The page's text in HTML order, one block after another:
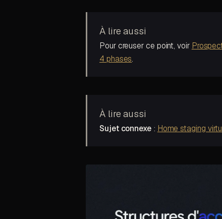
À lire aussi
Pour creuser ce point, voir
4 phases.
À lire aussi
Sujet connexe: Home staging